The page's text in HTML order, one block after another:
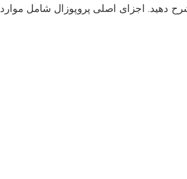
دهید. اجزای اصلی پروپوزال شامل موارد